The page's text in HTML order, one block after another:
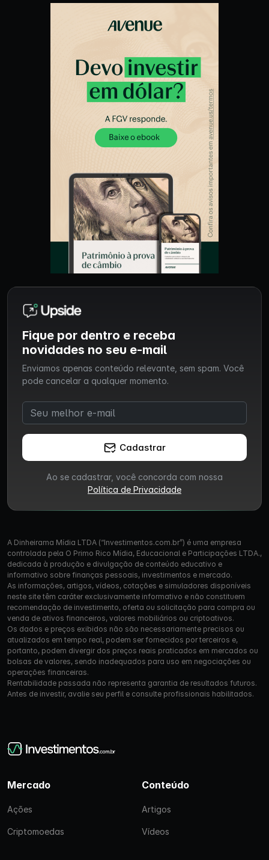
Fique por dentro e receba
novidades no seu e-mail
Enviamos apenas conteúdo relevante, sem spam. Você
pode cancelar a qualquer momento.
Cadastrar
Ao se cadastrar, você concorda com nossa
Política de Privacidade
A Dinheirama Mídia LTDA (“Investimentos.com.br”) é uma empresa
controlada pela O Primo Rico Mídia, Educacional e Participações LTDA.,
dedicada à produção e divulgação de conteúdo educativo e
informativo sobre finanças pessoais, investimentos e mercado.
As informações, artigos, vídeos, cotações e simuladores disponíveis
neste site têm caráter exclusivamente informativo e não constituem
recomendação de investimento, oferta ou solicitação para compra ou
venda de ativos financeiros, valores mobiliários ou criptoativos.
Os dados e preços exibidos não são necessariamente precisos ou
atualizados em tempo real, podem ser fornecidos por terceiros e,
portanto, podem divergir dos preços reais praticados em mercados ou
bolsas de valores, sendo inadequados para uso em negociações ou
operações financeiras.
Rentabilidade passada não representa garantia de resultados futuros.
Antes de investir, avalie seu perfil e consulte profissionais habilitados.
Mercado
Ações
Criptomoedas
Conteúdo
Artigos
Vídeos